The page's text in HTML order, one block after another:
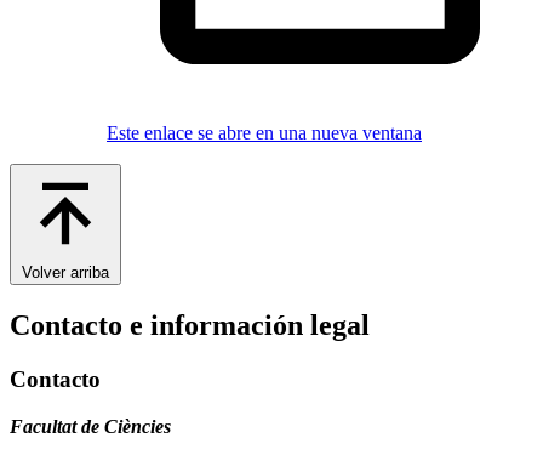
Este enlace se abre en una nueva ventana
Volver arriba
Contacto e información legal
Contacto
Facultat de Ciències